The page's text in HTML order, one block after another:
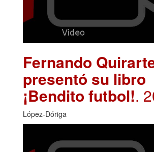
Fernando
presentó su libro
¡Bendito futbol!.
López-Dóriga